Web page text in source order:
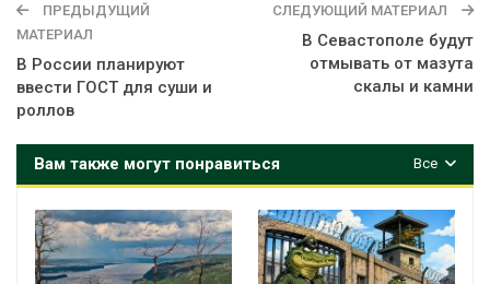
ПРЕДЫДУЩИЙ
МАТЕРИАЛ
В России планируют
ввести ГОСТ для суши и
роллов
СЛЕДУЮЩИЙ МАТЕРИАЛ
В Севастополе будут
отмывать от мазута
скалы и камни
Все
Вам также могут понравиться